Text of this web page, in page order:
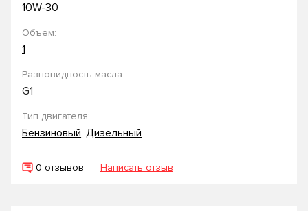
10W-30
Объем:
1
Разновидность масла:
G1
Тип двигателя:
Бензиновый, Дизельный
0 отзывов Написать отзыв